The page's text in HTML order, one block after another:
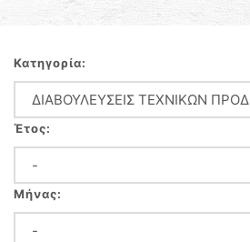
Κατηγορία:
Έτος:
Μήνας: